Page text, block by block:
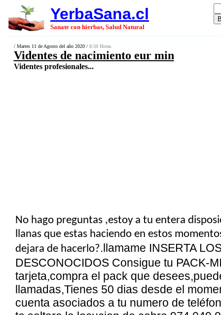
YerbaSana.cl
Sanate con hierbas, Salud Natural
/ Martes 11 de Agosto del año 2020 / 8:50 Horas.
Videntes de nacimiento eur min
Videntes profesionales...
No hago preguntas ,estoy a tu entera
llanas que estas haciendo en estos
dejara de hacerlo?.llamame INSERTA
DESCONOCIDOS Consigue tu PACK-
tarjeta,compra el pack que
llamadas,Tienes 50 dias desde el
cuenta asociados a tu numero de